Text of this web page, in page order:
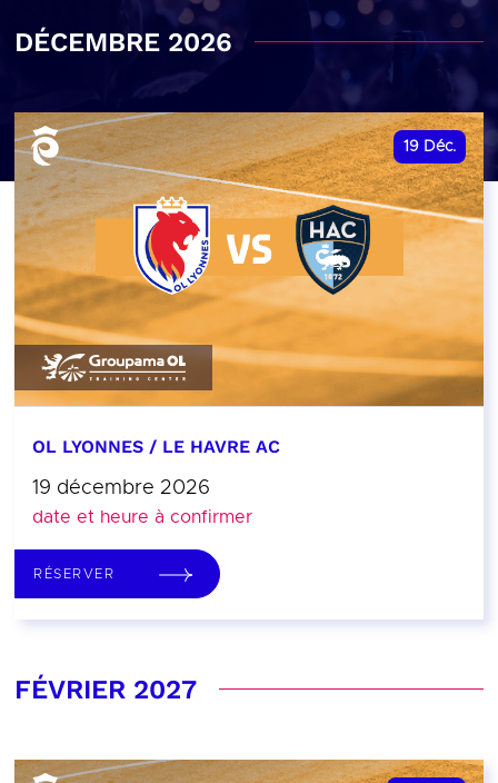
DÉCEMBRE 2026
19 Déc.
OL LYONNES / LE HAVRE AC
19 décembre 2026
date et heure à confirmer
RÉSERVER
FÉVRIER 2027